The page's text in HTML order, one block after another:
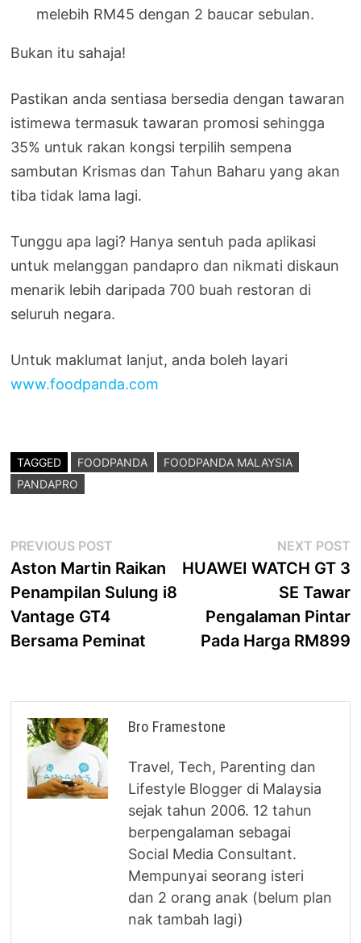
melebih RM45 dengan 2 baucar sebulan.
Bukan itu sahaja!
Pastikan anda sentiasa bersedia dengan tawaran
istimewa termasuk tawaran promosi sehingga
35% untuk rakan kongsi terpilih sempena
sambutan Krismas dan Tahun Baharu yang akan
tiba tidak lama lagi.
Tunggu apa lagi? Hanya sentuh pada aplikasi
untuk melanggan pandapro dan nikmati diskaun
menarik lebih daripada 700 buah restoran di
seluruh negara.
Untuk maklumat lanjut, anda boleh layari
www.foodpanda.com
TAGGED FOODPANDA
FOODPANDA MALAYSIA
PANDAPRO
Post
navigation
PREVIOUS POST
post:
Aston Martin Raikan
Penampilan Sulung i8
Vantage GT4
Bersama Peminat
NEXT POST
HUAWEI WATCH GT 3
SE Tawar
Pengalaman Pintar
Pada Harga RM899
Bro Framestone
Travel, Tech, Parenting dan
Lifestyle Blogger di Malaysia
sejak tahun 2006. 12 tahun
berpengalaman sebagai
Social Media Consultant.
Mempunyai seorang isteri
dan 2 orang anak (belum plan
nak tambah lagi)